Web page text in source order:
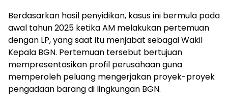
Berdasarkan hasil penyidikan, kasus ini bermula pada
awal tahun 2025 ketika AM melakukan pertemuan
dengan LP, yang saat itu menjabat sebagai Wakil
Kepala BGN. Pertemuan tersebut bertujuan
mempresentasikan profil perusahaan guna
memperoleh peluang mengerjakan proyek-proyek
pengadaan barang di lingkungan BGN.